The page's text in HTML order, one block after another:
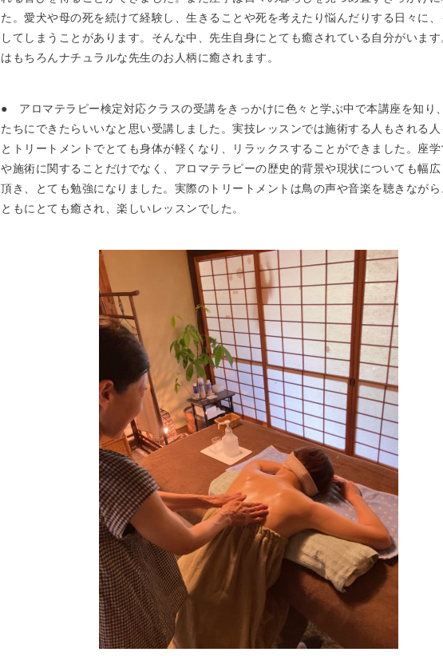
た。愛犬や母の死を続けて経験し、生きることや死を考えたり悩んだりする日々に
してしまうことがあります。そんな中、先生自身にとても癒されている自分がいま
はもちろんナチュラルな先生のお人柄に癒されます。
● アロマテラピー検定対応クラスの受講をきっかけに色々と学ぶ中で本講座を知り
たちにできたらいいなと思い受講しました。実技レッスンでは施術する人もされる人
とトリートメントでとても身体が軽くなり、リラックスすることができました。座
や施術に関することだけでなく、アロマテラピーの歴史的背景や現状についても幅広
頂き、とても勉強になりました。実際のトリートメントは鳥の声や音楽を聴きながら
ともにとても癒され、楽しいレッスンでした。